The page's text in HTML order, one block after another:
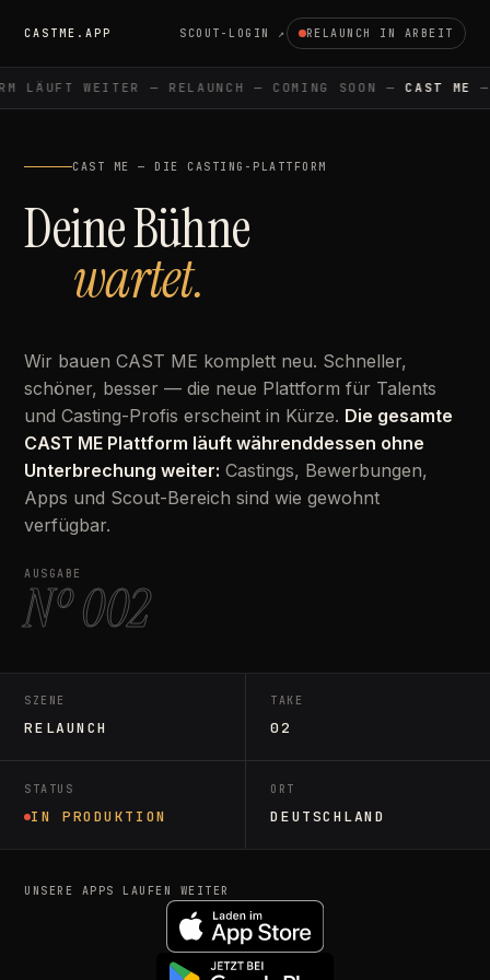
CASTME.APP SCOUT-LOGIN ↗ RELAUNCH IN ARBEIT
LÄUFT WEITER — RELAUNCH — COMING SOON — CAST ME—
CAST ME — DIE CASTING-PLATTFORM
Deine Bühne
wartet.
Wir bauen CAST ME komplett neu. Schneller,
schöner, besser — die neue Plattform für Talents
und Casting-Profis erscheint in Kürze. Die gesamte
CAST ME Plattform läuft währenddessen ohne
Unterbrechung weiter: Castings, Bewerbungen,
Apps und Scout-Bereich sind wie gewohnt
verfügbar.
AUSGABE
Nº 002
SZENE
RELAUNCH
TAKE
02
STATUS
IN PRODUKTION
ORT
DEUTSCHLAND
UNSERE APPS LAUFEN WEITER